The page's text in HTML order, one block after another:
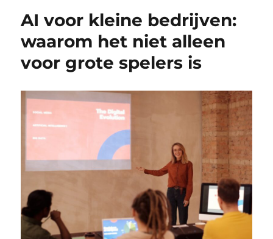
AI voor kleine bedrijven:
waarom het niet alleen
voor grote spelers is